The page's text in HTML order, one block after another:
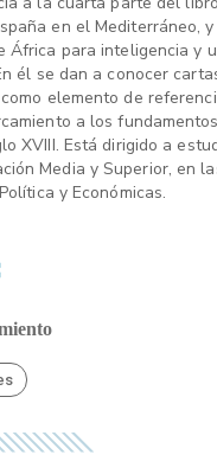
en el Mediterráneo,
África para inteligencia y
él se dan a conocer
elemento de
a los
XVIII. Está dirigido a
Media y Superior, en
y Económicas.